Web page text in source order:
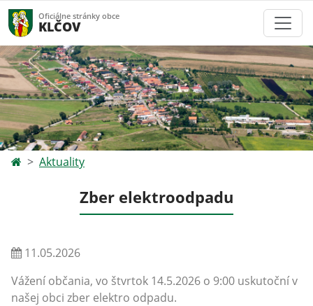
Oficiálne stránky obce
KLČOV
Aktuality
Zber elektroodpadu
11.05.2026
Vážení občania, vo štvrtok 14.5.2026 o 9:00 uskutoční v
našej obci zber elektro odpadu.